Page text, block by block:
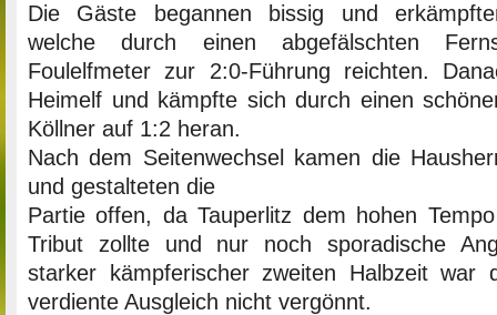
Die Gäste begannen bissig und
welche durch einen abgefälschten
Foulelfmeter zur 2:0-Führung reichten.
Heimelf und kämpfte sich durch einen
Köllner auf 1:2 heran.
Nach dem Seitenwechsel kamen die
und gestalteten die
Partie offen, da Tauperlitz dem hohen
Tribut zollte und nur noch sporadische
starker kämpferischer zweiten Halbzeit war
verdiente Ausgleich nicht vergönnt.